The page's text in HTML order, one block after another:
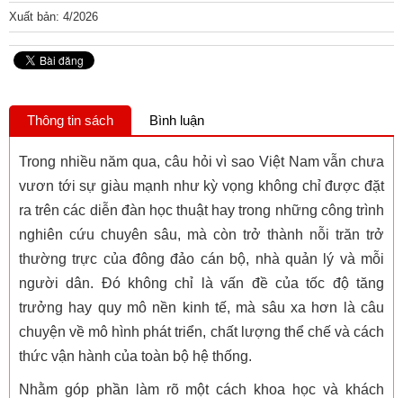
Xuất bản: 4/2026
Thông tin sách Bình luận
Trong nhiều năm qua, câu hỏi vì sao Việt Nam vẫn chưa
vươn tới sự giàu mạnh như kỳ vọng không chỉ được đặt
ra trên các diễn đàn học thuật hay trong những công trình
nghiên cứu chuyên sâu, mà còn trở thành nỗi trăn trở
thường trực của đông đảo cán bộ, nhà quản lý và mỗi
người dân. Đó không chỉ là vấn đề của tốc độ tăng
trưởng hay quy mô nền kinh tế, mà sâu xa hơn là câu
chuyện về mô hình phát triển, chất lượng thể chế và cách
thức vận hành của toàn bộ hệ thống.
Nhằm góp phần làm rõ một cách khoa học và khách